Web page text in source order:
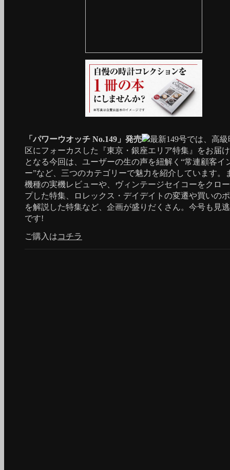
「パワーウオッチ No.149」発売
最新149号では、高
区にフォーカスした『東京・銀座エリア特集』をお届
となる今回は、ユーザーの生の声を紐解く“常連顧客イ
ー”など、三つのカテゴリーで魅力を紹介しています。
機種の実機レビューや、ヴィンテージセイコーをクロ
プした特集、ロレックス・デイデイトの変遷や買いの
を解説した特集など、企画が盛りだくさん。今号も見
です!
ご購入はコチラ